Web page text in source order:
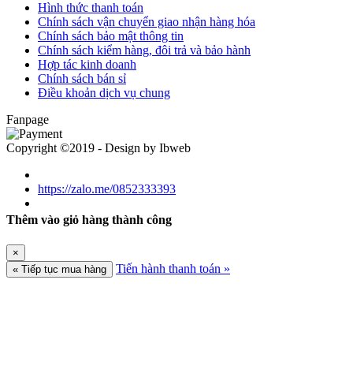
Hình thức thanh toán
Chính sách vận chuyển giao nhận hàng hóa
Chính sách bảo mật thông tin
Chính sách kiểm hàng, đôi trả và bảo hành
Hợp tác kinh doanh
Chính sách bán sỉ
Điều khoản dịch vụ chung
Fanpage
Copyright ©2019 - Design by Ibweb
https://zalo.me/0852333393
Thêm vào giỏ hàng thành công
×
« Tiếp tục mua hàng
Tiến hành thanh toán »